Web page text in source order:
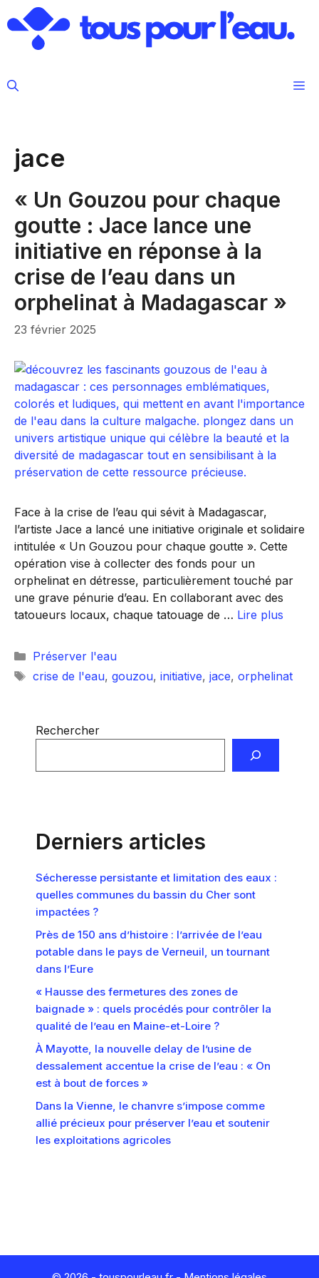
au
contenu
jace
« Un Gouzou pour chaque
goutte : Jace lance une
initiative en réponse à la
crise de l’eau dans un
orphelinat à Madagascar »
23 février 2025
Face à la crise de l’eau qui sévit à Madagascar,
l’artiste Jace a lancé une initiative originale et solidaire
intitulée « Un Gouzou pour chaque goutte ». Cette
opération vise à collecter des fonds pour un
orphelinat en détresse, particulièrement touché par
une grave pénurie d’eau. En collaborant avec des
tatoueurs locaux, chaque tatouage de … Lire plus
Catégories
Préserver l'eau
Étiquettes
crise de l'eau, gouzou, initiative, jace, orphelinat
Rechercher
Derniers articles
Sécheresse persistante et limitation des eaux :
quelles communes du bassin du Cher sont
impactées ?
Près de 150 ans d’histoire : l’arrivée de l’eau
potable dans le pays de Verneuil, un tournant
dans l’Eure
« Hausse des fermetures des zones de
baignade » : quels procédés pour contrôler la
qualité de l’eau en Maine-et-Loire ?
À Mayotte, la nouvelle delay de l’usine de
dessalement accentue la crise de l’eau : « On
est à bout de forces »
Dans la Vienne, le chanvre s’impose comme
allié précieux pour préserver l’eau et soutenir
les exploitations agricoles